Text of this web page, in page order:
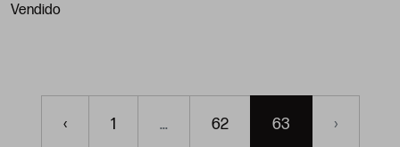
vendido
‹ 1 ... 62 63 ›